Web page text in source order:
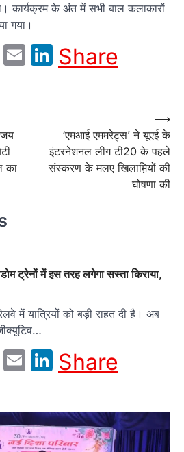
कार्यक्रम के अंत में सभी बाल कलाकारों
गया।
Reddit
EmailLinkedIn
Share
का
‘एमआई एममरेट्स’ ने यूएई के
इंटरनेशनल लीग टी20 के पहले
संस्करण के मलए खिलाम़ियों की
घोषणा की
⟶
ट्रेनों में इस तरह लगेगा सस्ता किराया,
में यात्रियों को बड़ी राहत दी है। अब
Reddit
EmailLinkedIn
Share